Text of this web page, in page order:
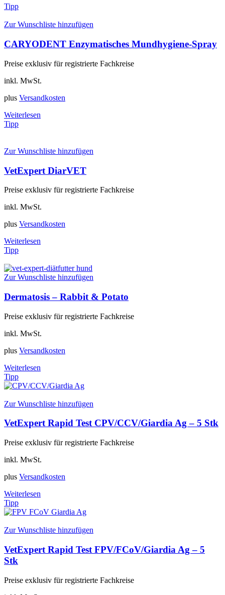
Tipp
Zur Wunschliste hinzufügen
CARYODENT Enzymatisches Mundhygiene-Spray
Preise exklusiv für registrierte Fachkreise
inkl. MwSt.
plus Versandkosten
Weiterlesen
Tipp
Zur Wunschliste hinzufügen
VetExpert DiarVET
Preise exklusiv für registrierte Fachkreise
inkl. MwSt.
plus Versandkosten
Weiterlesen
Tipp
Zur Wunschliste hinzufügen
Dermatosis – Rabbit & Potato
Preise exklusiv für registrierte Fachkreise
inkl. MwSt.
plus Versandkosten
Weiterlesen
Tipp
Zur Wunschliste hinzufügen
VetExpert Rapid Test CPV/CCV/Giardia Ag – 5 Stk
Preise exklusiv für registrierte Fachkreise
inkl. MwSt.
plus Versandkosten
Weiterlesen
Tipp
Zur Wunschliste hinzufügen
VetExpert Rapid Test FPV/FCoV/Giardia Ag – 5
Stk
Preise exklusiv für registrierte Fachkreise